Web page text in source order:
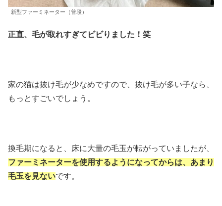
新型ファーミネーター（普段）
正直、毛が取れすぎてビビりました！笑
家の猫は抜け毛が少なめですので、抜け毛が多い子なら、
もっとすごいでしょう。
換毛期になると、床に大量の毛玉が転がっていましたが、
ファーミネーターを使用するようになってからは、あまり
毛玉を見ないです。